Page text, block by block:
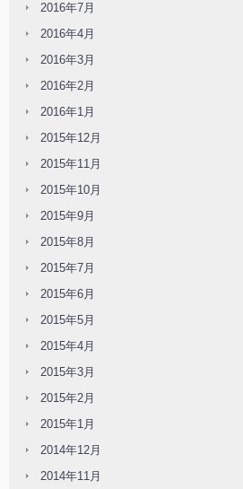
2016年7月
2016年4月
2016年3月
2016年2月
2016年1月
2015年12月
2015年11月
2015年10月
2015年9月
2015年8月
2015年7月
2015年6月
2015年5月
2015年4月
2015年3月
2015年2月
2015年1月
2014年12月
2014年11月